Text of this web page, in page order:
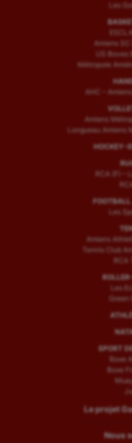
Les
Amiens
US
Métropole
AHC –
Amiens
Longueau Amiens
HOCKEY-
RCA (F) –
Les
Amiens
Tennis Club
RCA
Les
SPORT
Boxe
Boxe
Le projet
Nous